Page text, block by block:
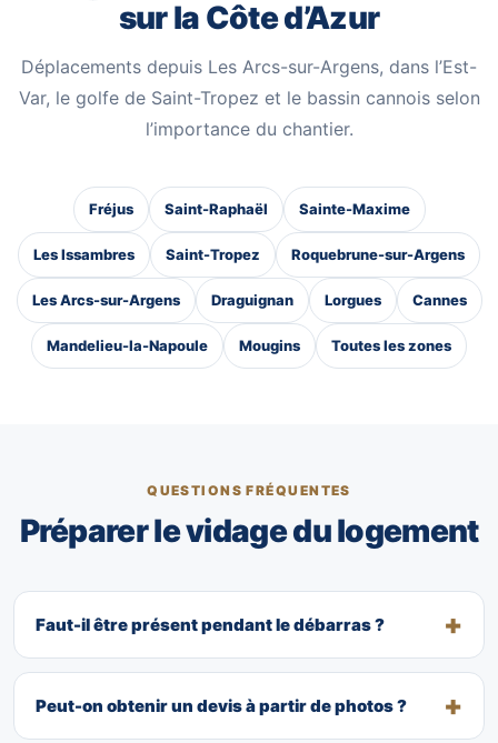
sur la Côte d’Azur
Déplacements depuis Les Arcs-sur-Argens, dans l’Est-
Var, le golfe de Saint-Tropez et le bassin cannois selon
l’importance du chantier.
Fréjus Saint-Raphaël Sainte-Maxime
Les Issambres Saint-Tropez Roquebrune-sur-Argens
Les Arcs-sur-Argens Draguignan Lorgues Cannes
Mandelieu-la-Napoule Mougins Toutes les zones
QUESTIONS FRÉQUENTES
Préparer le vidage du logement
Faut-il être présent pendant le débarras ?
Peut-on obtenir un devis à partir de photos ?